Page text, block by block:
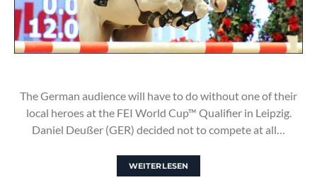
The German audience will have to do without one of their
local heroes at the FEI World Cup™ Qualifier in Leipzig.
Daniel Deußer (GER) decided not to compete at all…
WEITERLESEN